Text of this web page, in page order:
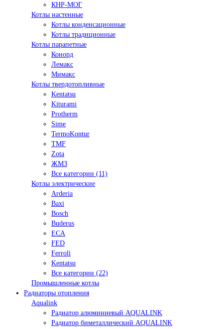
КНР-МОГ
Котлы настенные
Котлы конденсационные
Котлы традиционные
Котлы парапетные
Конорд
Лемакс
Мимакс
Котлы твердотопливные
Kentatsu
Kiturami
Protherm
Sime
TermoKontur
TMF
Zota
ЖМЗ
Все категории (11)
Котлы электрические
Arderia
Baxi
Bosch
Buderus
ECA
FED
Ferroli
Kentatsu
Все категории (22)
Промышленные котлы
Радиаторы отопления
Aqualink
Радиатор алюминиевый AQUALINK
Радиатор биметаллический AQUALINK